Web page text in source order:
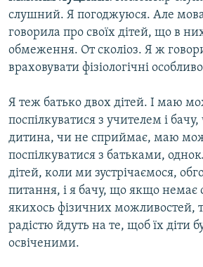
слушний. Я погоджуюся. Але
говорила про своїх дітей, що в
обмеження. От сколіоз. Я ж
враховувати фізіологічні
Я теж батько двох дітей. І маю
поспілкуватися з учителем і
дитина, чи не сприймає, маю
поспілкуватися з батьками,
дітей, коли ми зустрічаємося,
питання, і я бачу, що якщо
якихось фізичних можливостей,
радістю йдуть на те, щоб їх діти
освіченими.